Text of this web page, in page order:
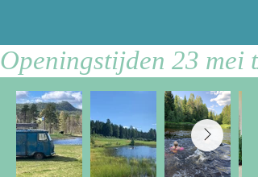
Openingstijden 23 mei